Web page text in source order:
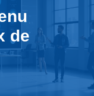
de